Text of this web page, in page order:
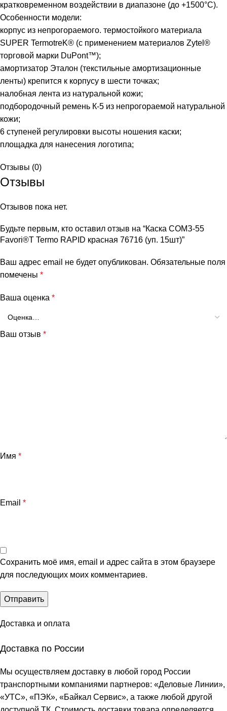
кратковременном воздействии в диапазоне (до +1500°С).
Особенности модели:
корпус из непрогораемого. термостойкого материала
SUPER TermotreK® (с применением материалов Zytel®
торговой марки DuPont™);
амортизатор Эталон (текстильные амортизационные
ленты) крепится к корпусу в шести точках;
налобная лента из натуральной кожи;
подбородочный ремень К-5 из непрогораемой натуральной
кожи;
6 ступеней регулировки высоты ношения каски;
площадка для нанесения логотипа;
Отзывы (0)
Отзывы
Отзывов пока нет.
Будьте первым, кто оставил отзыв на “Каска СОМЗ-55
Favori®T Termo RAPID красная 76716 (уп. 15шт)”
Ваш адрес email не будет опубликован. Обязательные поля
помечены *
Ваша оценка *
Ваш отзыв *
Имя *
Email *
Сохранить моё имя, email и адрес сайта в этом браузере
для последующих моих комментариев.
Доставка и оплата
Доставка по России
Мы осуществляем доставку в любой город России
транспортными компаниями партнеров: «Деловые Линии»,
«УТС», «ПЭК», «Байкал Сервис», а также любой другой